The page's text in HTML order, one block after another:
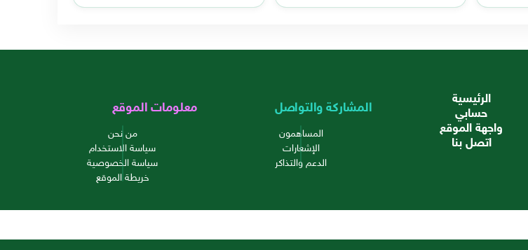
الرئيسية
حسابي
واجهة الموقع
اتصل بنا
المشاركة والتواصل
المساهمون
الإشعارات
الدعم والتذاكر
معلومات الموقع
من نحن
سياسة الاستخدام
سياسة الخصوصية
خريطة الموقع